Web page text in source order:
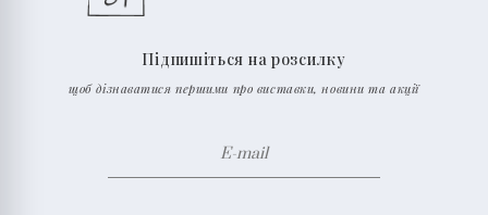
Підпишіться на розсилку
щоб дізнаватися першими про виставки, новини та акції